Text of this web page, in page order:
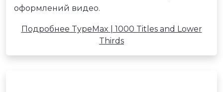
оформлений видео.
Подробнее TypeMax | 1000 Titles and Lower
Thirds